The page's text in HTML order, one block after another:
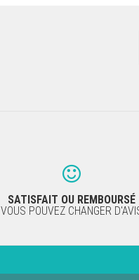
SATISFAIT OU REMBOURSÉ
VOUS POUVEZ CHANGER